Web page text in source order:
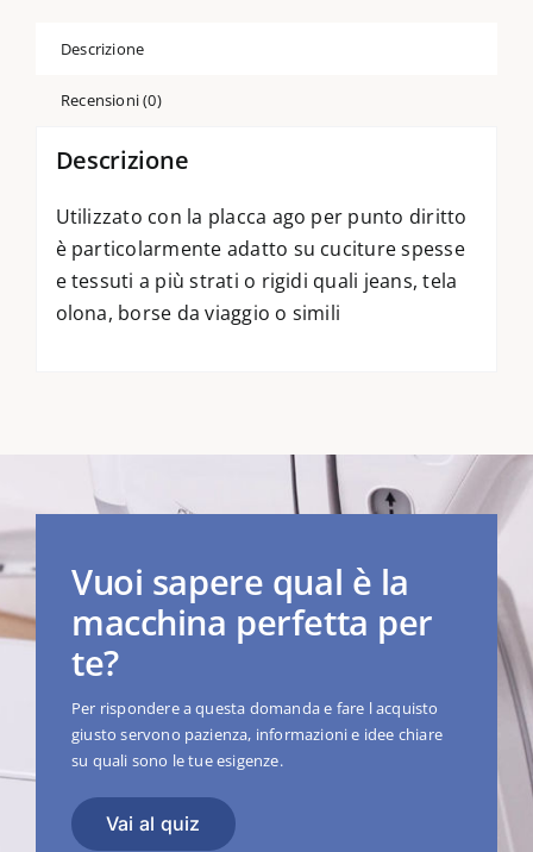
Descrizione
Recensioni (0)
Descrizione
Utilizzato con la placca ago per punto diritto
è particolarmente adatto su cuciture spesse
e tessuti a più strati o rigidi quali jeans, tela
olona, borse da viaggio o simili
Vuoi sapere qual è la
macchina perfetta per
te?
Per rispondere a questa domanda e fare l acquisto
giusto servono pazienza, informazioni e idee chiare
su quali sono le tue esigenze.
Vai al quiz